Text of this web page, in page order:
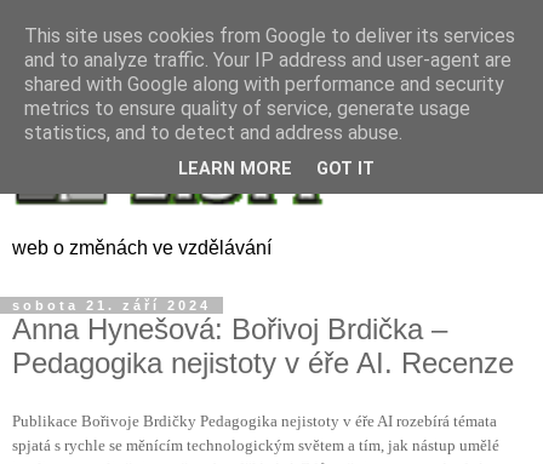
web o změnách ve vzdělávání
sobota 21. září 2024
Anna Hynešová: Bořivoj Brdička –
Pedagogika nejistoty v éře AI. Recenze
Publikace Bořivoje Brdičky Pedagogika nejistoty v éře AI rozebírá témata
spjatá s rychle se měnícím technologickým světem a tím, jak nástup umělé
This site uses cookies from Google to deliver its services
and to analyze traffic. Your IP address and user-agent are
shared with Google along with performance and security
metrics to ensure quality of service, generate usage
statistics, and to detect and address abuse.
LEARN MORE GOT IT